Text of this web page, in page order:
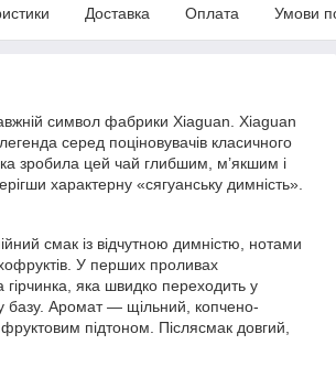
Доставка Оплата Умови
символ фабрики Xiaguan. Xiaguan
серед поціновувачів класичного
зробила цей чай глибшим, м’якшим і
характерну «сягуанську димність».
смак із відчутною димністю, нотами
У перших проливах
гірчинка, яка швидко переходить у
базу. Аромат — щільний, копчено-
фруктовим підтоном. Післясмак довгий,